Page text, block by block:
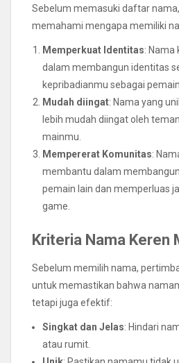
Sebelum memasuki daftar
memahami mengapa memiliki
Memperkuat Identitas: Nama
dalam membangun identitas
kepribadianmu sebagai
Mudah diingat: Nama yang
lebih mudah diingat oleh
mainmu.
Mempererat Komunitas:
membantu dalam
pemain lain dan memperluas
game.
Kriteria Nama Keren
Sebelum memilih nama,
untuk memastikan bahwa
tetapi juga efektif:
Singkat dan Jelas: Hindari
atau rumit.